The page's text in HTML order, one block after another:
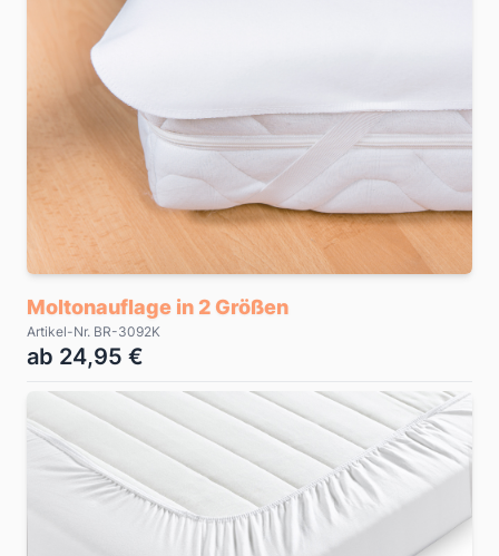
Moltonauflage in 2 Größen
Artikel-Nr. BR-3092K
ab 24,95 €